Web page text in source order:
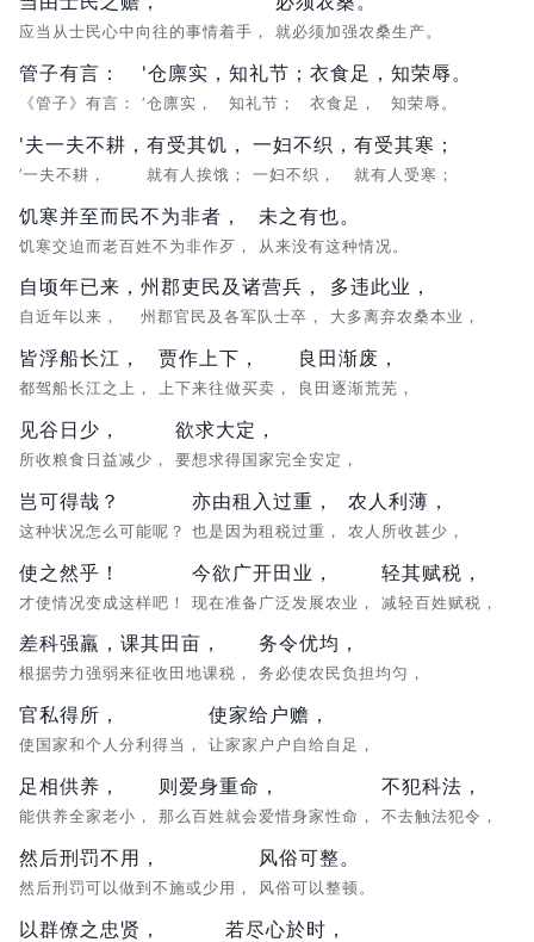
应当从士民心中向往的事情着手， 就必须加强农桑生产。
管子有言：
《管子》有言：
'仓廪实，
‘仓廪实，
知礼节；
知礼节；
衣食足，
衣食足，
知荣辱。
知荣辱。
'夫一夫不耕，
’一夫不耕，
有受其饥，
就有人挨饿；
一妇不织，
一妇不织，
有受其寒；
就有人受寒；
饥寒并至而民不为非者，
饥寒交迫而老百姓不为非作歹，
未之有也。
从来没有这种情况。
自顷年已来，
自近年以来，
州郡吏民及诸营兵，
州郡官民及各军队士卒，
多违此业，
大多离弃农桑本业，
皆浮船长江，
都驾船长江之上，
贾作上下，
上下来往做买卖，
良田渐废，
良田逐渐荒芜，
见谷日少，
所收粮食日益减少，
欲求大定，
要想求得国家完全安定，
岂可得哉？
这种状况怎么可能呢？
亦由租入过重，
也是因为租税过重，
农人利薄，
农人所收甚少，
使之然乎！
才使情况变成这样吧！
今欲广开田业，
现在准备广泛发展农业，
轻其赋税，
减轻百姓赋税，
差科强羸，课其田亩，
根据劳力强弱来征收田地课税，
务令优均，
务必使农民负担均匀，
官私得所，
使国家和个人分利得当，
使家给户赡，
让家家户户自给自足，
足相供养，
能供养全家老小，
则爱身重命，
那么百姓就会爱惜身家性命，
不犯科法，
不去触法犯令，
然后刑罚不用，
然后刑罚可以做到不施或少用，
风俗可整。
风俗可以整顿。
以群僚之忠贤， 若尽心於时，